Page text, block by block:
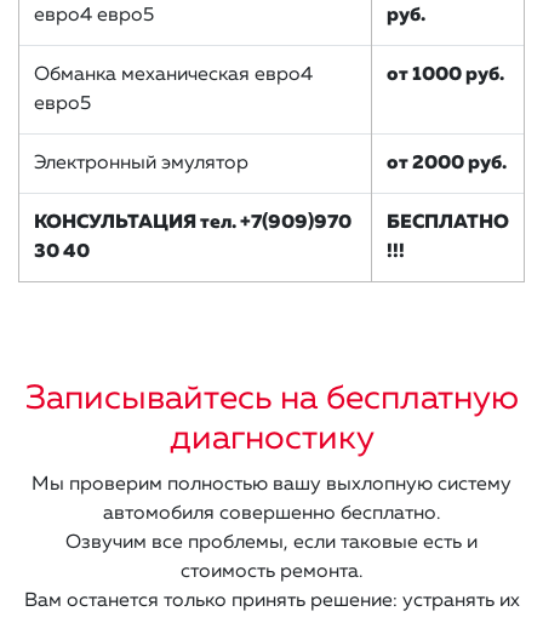
евро4 евро5
руб.
Обманка механическая евро4
евро5
от 1000 руб.
Электронный эмулятор от 2000 руб.
КОНСУЛЬТАЦИЯ тел. +7(909)970
30 40
БЕСПЛАТНО
!!!
Записывайтесь на бесплатную
диагностику
Мы проверим полностью вашу выхлопную систему
автомобиля совершенно бесплатно.
Озвучим все проблемы, если таковые есть и
стоимость ремонта.
Вам останется только принять решение: устранять их